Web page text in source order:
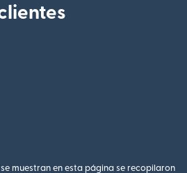
se muestran en esta página se recopilaron